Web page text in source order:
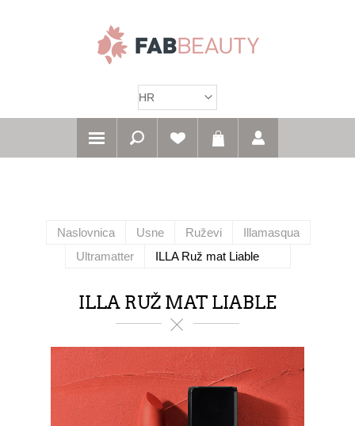
Naslovnica Usne Ruževi
Illamasqua
Ultramatter
ILLA Ruž mat Liable
ILLA RUŽ MAT LIABLE